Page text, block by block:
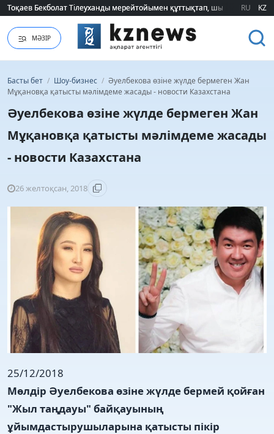
Тоқаев Бекболат Тілеуханды мерейтойымен құттықтап, шығармашылық
Тоқаев Бекболат Тілеуханды мерейтойымен құттықтап, шығармашылық
RU KZ
МӘЗІР
Басты бет / Шоу-бизнес / Әуелбекова өзіне жүлде бермеген Жан
Мұқановқа қатысты мәлімдеме жасады - новости Казахстана
Әуелбекова өзіне жүлде бермеген Жан
Мұқановқа қатысты мәлімдеме жасады
- новости Казахстана
26 желтоқсан, 2018
25/12/2018
Мөлдір Әуелбекова өзіне жүлде бермей қойған
"Жыл таңдауы" байқауының
ұйымдастырушыларына қатысты пікір